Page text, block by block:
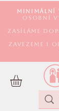
Minimální
Osobní
Zasíláme
Zavezeme i